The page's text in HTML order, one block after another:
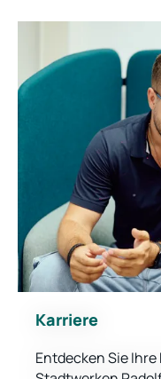
Karriere
Entdecken Sie